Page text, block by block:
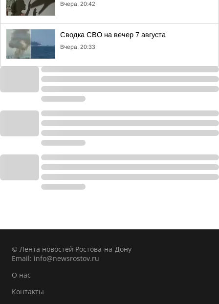
Вчера, 20:42
Сводка СВО на вечер 7 августа
Вчера, 20:33
© Лента новостей Ростова-на-Дону
Email: info@newsrostov.ru
О нас
Контакты